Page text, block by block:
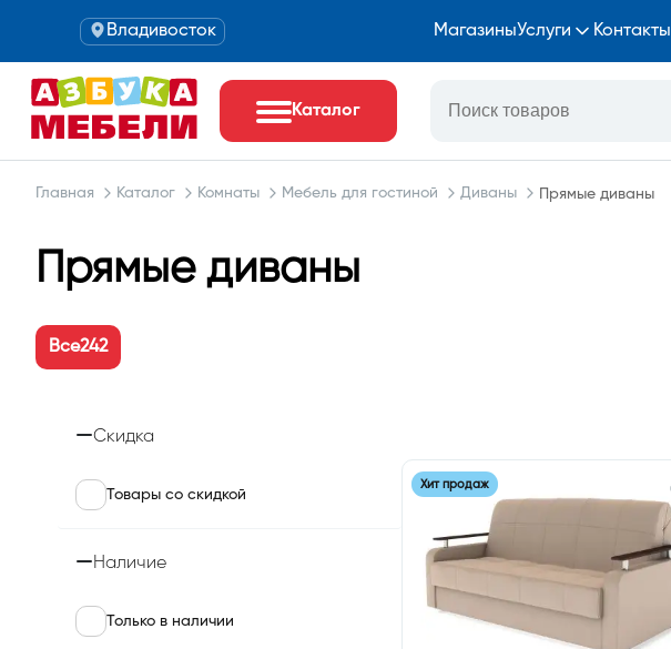
Владивосток МагазиныУслуги Контакты
Каталог
Главная Каталог Комнаты Мебель для гостиной Диваны Прямые диваны
Прямые диваны
Все242
Скидка
Товары со скидкой
Наличие
Только в наличии
Хит продаж